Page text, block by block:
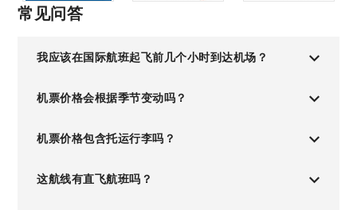
常见问答
我应该在国际航班起飞前几个小时到达机场？
机票价格会根据季节变动吗？
机票价格包含托运行李吗？
这航线有直飞航班吗？